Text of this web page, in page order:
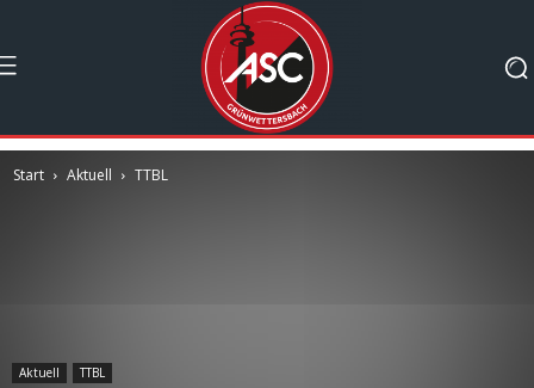
Start Aktuell TTBL
Aktuell TTBL